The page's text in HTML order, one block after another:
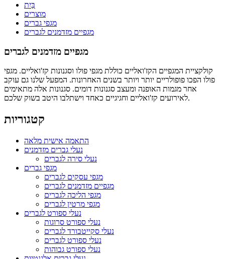
בַּיִת
מוצרים
מגפי גברים
מגפיים מזדמנים לגברים
מגפיים מזדמנים לגברים
קולקציית המגפיים הקז'ואליים כוללת מגפי פולו וסגנונות קז'ואליים. מגפי
פולו הפכו פופולריים יותר ויותר בשנים האחרונות. המפעל שלנו גם עוקב
אחר מגמות האופנה ומעצב סגנונות דומים. סגנונות אלה מתאימים
לאירועים קז'ואליים וחגיגיים כאחד וישתלבו היטב בשוק שלכם.
קטגוריות
התאמה אישית מלאה
נעלי גברים מזדמנים
נעלי סירה לגברים
מגפי גברים
מגפי עסקים לגברים
מגפיים מזדמנים לגברים
מגפי הליכה לגברים
מגפי מרטין לגברים
נעלי ספורט לגברים
נעלי ספורט סרוגות
נעלי סקייטבורד לגברים
נעלי ספורט לגברים
נעלי ספורט גבוהות